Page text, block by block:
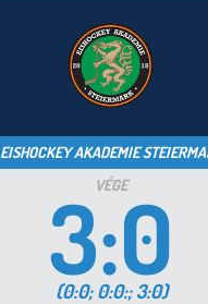
EISHOCKEY AKADEMIE
VÉGE
3:0
(0:0; 0:0:; 3:0)